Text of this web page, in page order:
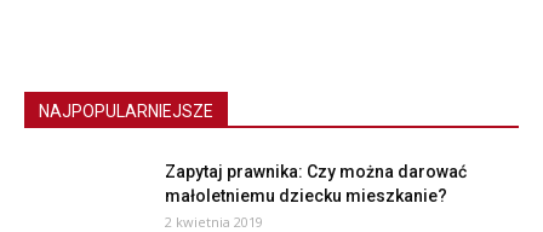
NAJPOPULARNIEJSZE
Zapytaj prawnika: Czy można darować
małoletniemu dziecku mieszkanie?
2 kwietnia 2019